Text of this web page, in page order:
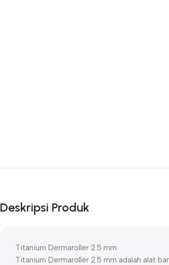
Deskripsi Produk
Titanium Dermaroller 2.5 mm
Titanium Dermaroller 2.5 mm adalah alat